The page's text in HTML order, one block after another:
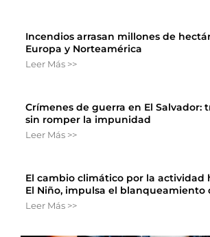
Incendios arrasan millones de
Europa y Norteamérica
Leer Más >>
Crímenes de guerra en El Salvador:
sin romper la impunidad
Leer Más >>
El cambio climático por la actividad
El Niño, impulsa el blanqueamiento
Leer Más >>